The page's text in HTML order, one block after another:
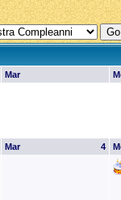
Mar
4
Mar